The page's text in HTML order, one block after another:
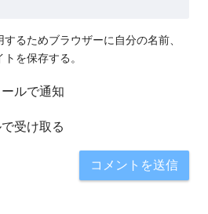
るためブラウザーに自分の名前、
を保存する。
ルで通知
受け取る